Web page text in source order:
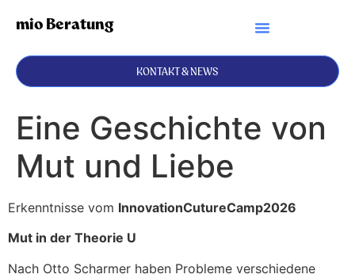
mio Beratung
KONTAKT & NEWS
Eine Geschichte von
Mut und Liebe
Erkenntnisse vom InnovationCutureCamp2026
Mut in der Theorie U
Nach Otto Scharmer haben Probleme verschiedene